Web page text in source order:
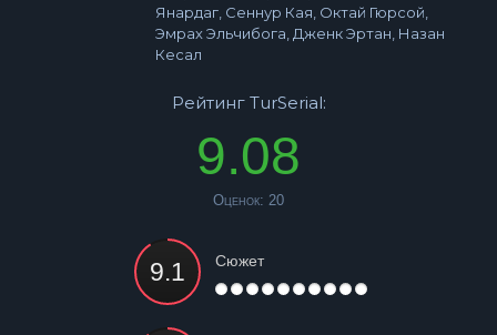
Янардаг, Сеннур Кая, Октай Гюрсой,
Эмрах Эльчибога, Дженк Эртан, Назан
Кесал
Рейтинг TurSerial:
9.08
Оценок: 20
Сюжет